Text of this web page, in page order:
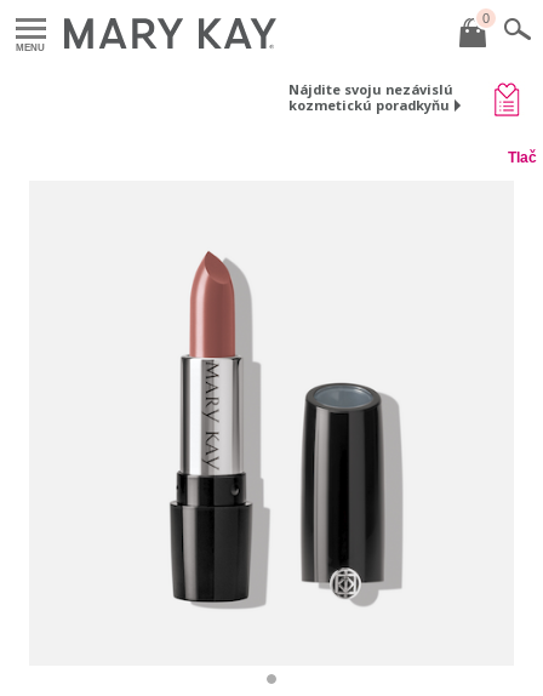
MENU
0
Nájdite svoju nezávislú
kozmetickú poradkyňu
Tlač